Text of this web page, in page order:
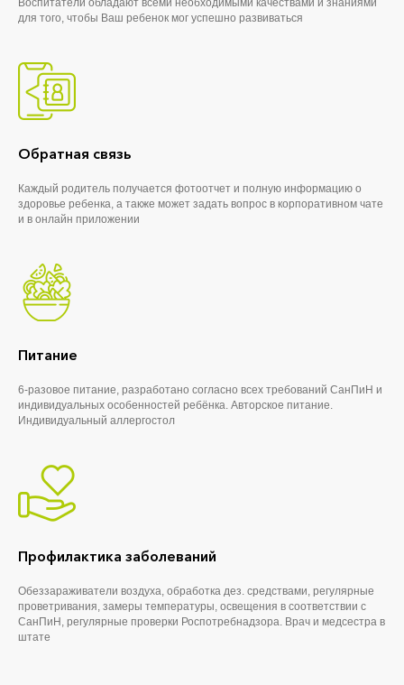
Воспитатели обладают всеми необходимыми качествами и знаниями
для того, чтобы Ваш ребенок мог успешно развиваться
Обратная связь
Каждый родитель получается фотоотчет и полную информацию о
здоровье ребенка, а также может задать вопрос в корпоративном чате
и в онлайн приложении
Питание
6-разовое питание, разработано согласно всех требований СанПиН и
индивидуальных особенностей ребёнка. Авторское питание.
Индивидуальный аллергостол
Профилактика заболеваний
Обеззараживатели воздуха, обработка дез. средствами, регулярные
проветривания, замеры температуры, освещения в соответствии с
СанПиН, регулярные проверки Роспотребнадзора. Врач и медсестра в
штате